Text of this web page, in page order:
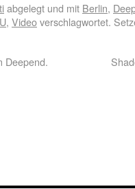
abgelegt und mit Berlin,
, Videoverschlagwortet.
Deepend.